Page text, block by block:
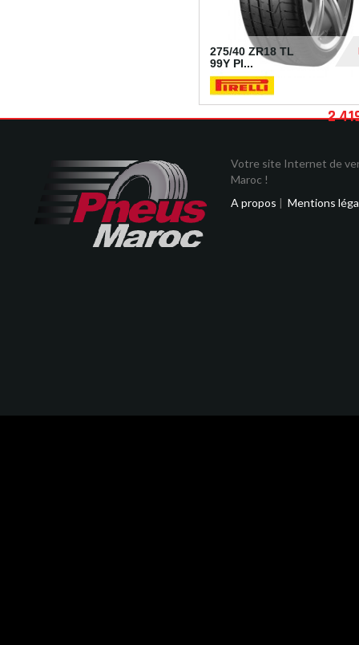
275/40 ZR18 TL
99Y PI...
2
Votre site Internet de
Maroc !
A propos | Mentions